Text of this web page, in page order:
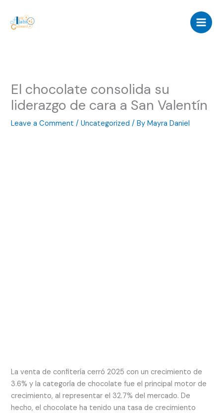
content
El chocolate consolida su
liderazgo de cara a San Valentín
Leave a Comment /Uncategorized / ByMayra Daniel
La venta de confitería cerró 2025 con un crecimiento de
3.6% y la categoría de chocolate fue el principal motor de
crecimiento, al representar el 32.7% del mercado. De
hecho, el chocolate ha tenido una tasa de crecimiento